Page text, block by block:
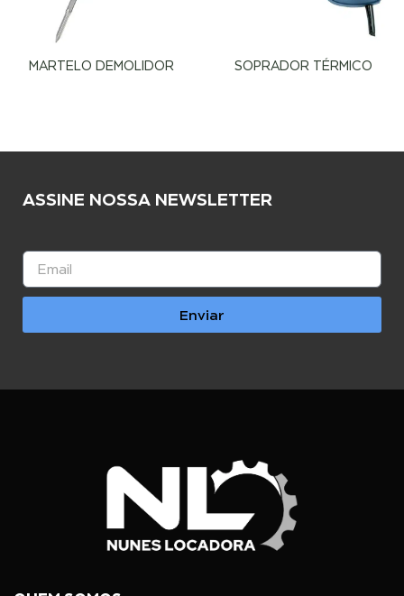
MARTELO DEMOLIDOR SOPRADOR TÉRMICO
ASSINE NOSSA NEWSLETTER
Enviar